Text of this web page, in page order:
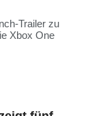
Trailer zu
Xbox One